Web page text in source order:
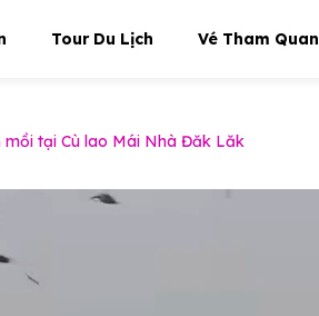
Tour Du Lịch Vé Tham Quan
mồi tại Cù lao Mái Nhà Đăk Lăk